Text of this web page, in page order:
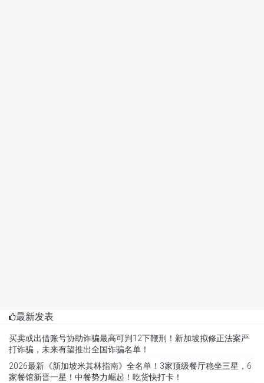
最新发表
买卖或出借账号协助诈骗最高可判12下鞭刑！新加坡拟修正法案严
打诈骗，未来有望推出全国诈骗名单！
2026最新《新加坡米其林指南》全名单！3家顶级餐厅稳坐三星，6
家餐馆新晋一星！中餐势力崛起！吃货快打卡！